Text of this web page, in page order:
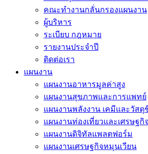
คณะทำงานกลั่นกรองแผนงาน
ผู้บริหาร
ระเบียบ กฎหมาย
รายงานประจำปี
ติดต่อเรา
แผนงาน
แผนงานอาหารมูลค่าสูง
แผนงานสุขภาพและการแพทย์
แผนงานพลังงาน เคมีและวัสดุ
แผนงานท่องเที่ยวและเศรษฐกิ
แผนงานดิจิทัลแพลตฟอร์ม
แผนงานเศรษฐกิจหมุนเวียน